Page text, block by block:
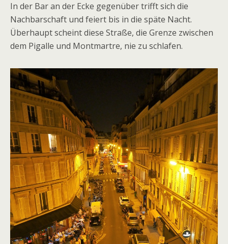
In der Bar an der Ecke gegenüber trifft sich die
Nachbarschaft und feiert bis in die späte Nacht.
Überhaupt scheint diese Straße, die Grenze zwischen
dem Pigalle und Montmartre, nie zu schlafen.